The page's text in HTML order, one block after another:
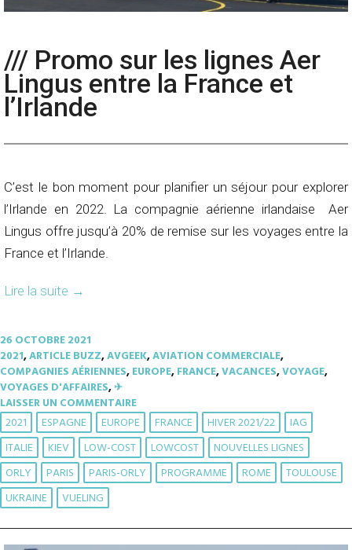
/// Promo sur les lignes Aer
Lingus entre la France et
l’Irlande
C’est le bon moment pour planifier un séjour pour explorer
l’Irlande en 2022. La compagnie aérienne irlandaise Aer
Lingus offre jusqu’à 20% de remise sur les voyages entre la
France et l’Irlande.
Lire la suite →
26 OCTOBRE 2021
2021,ARTICLE BUZZ,AVGEEK,AVIATION COMMERCIALE,
COMPAGNIES AÉRIENNES,EUROPE,FRANCE,VACANCES,VOYAGE,
VOYAGES D'AFFAIRES,✈︎
LAISSER UN COMMENTAIRE
2021 ESPAGNE EUROPE FRANCE HIVER 2021/22
IAG
ITALIE
KIEV LOW-COST LOWCOST
NOUVELLES LIGNES
ORLY
PARIS PARIS-ORLY PROGRAMME ROME
TOULOUSE
UKRAINE
VUELING